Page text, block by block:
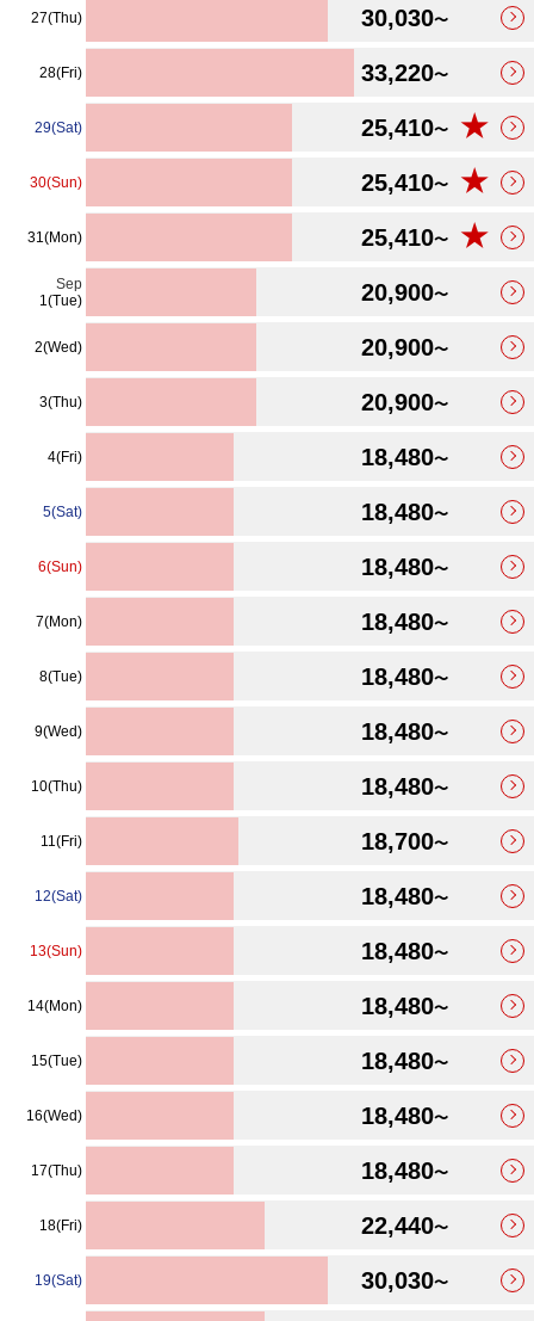
27(Thu) 30,030〜
28(Fri) 33,220〜
29(Sat) 25,410〜 ★
30(Sun) 25,410〜 ★
31(Mon) 25,410〜 ★
Sep
1(Tue)
20,900〜
2(Wed) 20,900〜
3(Thu) 20,900〜
4(Fri) 18,480〜
5(Sat) 18,480〜
6(Sun) 18,480〜
7(Mon) 18,480〜
8(Tue) 18,480〜
9(Wed) 18,480〜
10(Thu) 18,480〜
11(Fri) 18,700〜
12(Sat) 18,480〜
13(Sun) 18,480〜
14(Mon) 18,480〜
15(Tue) 18,480〜
16(Wed) 18,480〜
17(Thu) 18,480〜
18(Fri) 22,440〜
19(Sat) 30,030〜